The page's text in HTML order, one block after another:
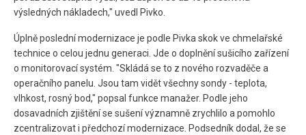
výsledných nákladech," uvedl Pivko.
Úplně poslední modernizace je podle Pivka skok ve chmelařské
technice o celou jednu generaci. Jde o doplnění sušicího zařízení
o monitorovací systém. "Skládá se to z nového rozvaděče a
operačního panelu. Jsou tam vidět všechny sondy - teplota,
vlhkost, rosný bod," popsal funkce manažer. Podle jeho
dosavadních zjištění se sušení významně zrychlilo a pomohlo
zcentralizovat i předchozí modernizace. Podsedník dodal, že se